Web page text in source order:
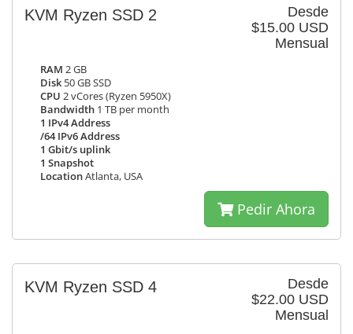
Desde
$15.00 USD
Mensual
KVM Ryzen SSD 2
RAM 2 GB
Disk 50 GB SSD
CPU 2 vCores (Ryzen 5950X)
Bandwidth 1 TB per month
1 IPv4 Address
/64 IPv6 Address
1 Gbit/s uplink
1 Snapshot
LocationAtlanta, USA
Pedir Ahora
Desde
$22.00 USD
Mensual
KVM Ryzen SSD 4